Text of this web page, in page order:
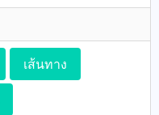
เส้นทาง